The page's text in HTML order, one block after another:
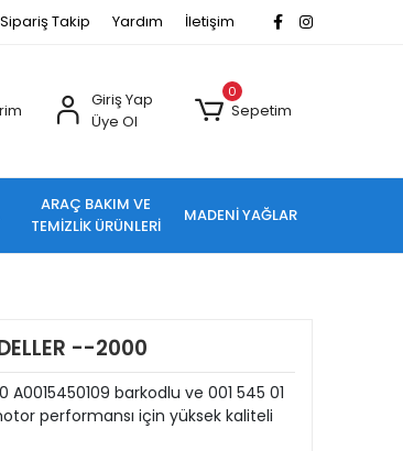
Sipariş Takip Yardım İletişim
Giriş Yap
Üye Ol
0
Sepetim
ARAÇ BAKIM VE
TEMİZLİK ÜRÜNLERİ
MADENİ YAĞLAR
--2000
A0015450109 barkodlu ve 001 545 01
performansı için yüksek kaliteli